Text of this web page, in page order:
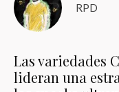
RPD
Las variedades
lideran una